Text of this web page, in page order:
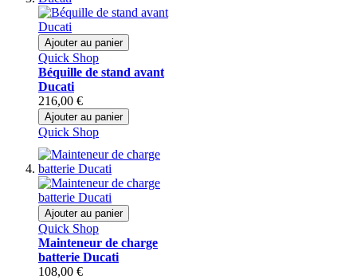
Ajouter au panier
Quick Shop
Béquille de stand avant
Ducati
216,00 €
Ajouter au panier
Quick Shop
Ajouter au panier
Quick Shop
Mainteneur de charge
batterie Ducati
108,00 €